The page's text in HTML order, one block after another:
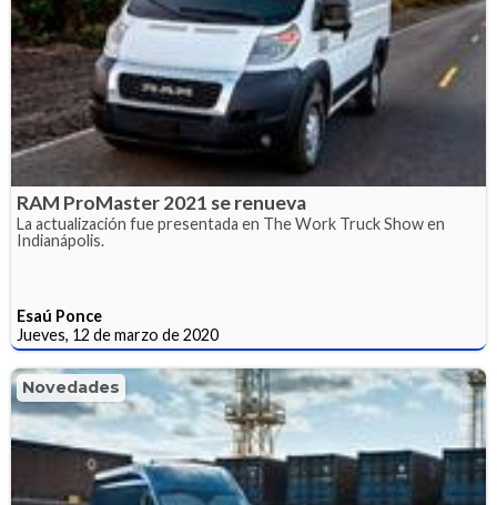
RAM ProMaster 2021 se renueva
La actualización fue presentada en The Work Truck Show en
Indianápolis.
Esaú Ponce
Jueves, 12 de marzo de 2020
Novedades